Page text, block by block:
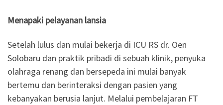
Menapaki pelayanan lansia
Setelah lulus dan mulai bekerja di ICU RS dr. Oen
Solobaru dan praktik pribadi di sebuah klinik, penyuka
olahraga renang dan bersepeda ini mulai banyak
bertemu dan berinteraksi dengan pasien yang
kebanyakan berusia lanjut. Melalui pembelajaran FT